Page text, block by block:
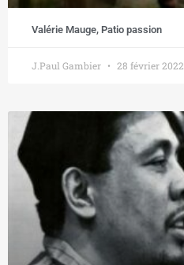
Valérie Mauge, Patio passion
J.Paul Gambier 28 février 2022